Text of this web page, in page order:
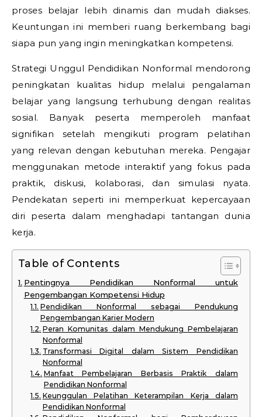
proses belajar lebih dinamis dan mudah diakses.
Keuntungan ini memberi ruang berkembang bagi
siapa pun yang ingin meningkatkan kompetensi.
Strategi Unggul Pendidikan Nonformal mendorong
peningkatan kualitas hidup melalui pengalaman
belajar yang langsung terhubung dengan realitas
sosial. Banyak peserta memperoleh manfaat
signifikan setelah mengikuti program pelatihan
yang relevan dengan kebutuhan mereka. Pengajar
menggunakan metode interaktif yang fokus pada
praktik, diskusi, kolaborasi, dan simulasi nyata.
Pendekatan seperti ini memperkuat kepercayaan
diri peserta dalam menghadapi tantangan dunia
kerja.
Table of Contents
Pentingnya Pendidikan Nonformal untuk
Pengembangan Kompetensi Hidup
Pendidikan Nonformal sebagai Pendukung
Pengembangan Karier Modern
Peran Komunitas dalam Mendukung Pembelajaran
Nonformal
Transformasi Digital dalam Sistem Pendidikan
Nonformal
Manfaat Pembelajaran Berbasis Praktik dalam
Pendidikan Nonformal
Keunggulan Pelatihan Keterampilan Kerja dalam
Pendidikan Nonformal